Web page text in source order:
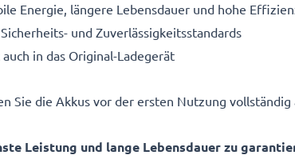
Energie, längere Lebensdauer und hohe
und Zuverlässigkeitsstandards
auch in das Original-Ladegerät
Sie die Akkus vor der ersten Nutzung vollständig
Leistung und lange Lebensdauer zu